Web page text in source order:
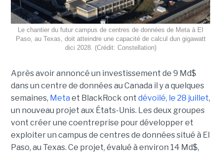
Le chantier du futur campus de centres de données de Meta à El
Paso, au Texas, doit atteindre une capacité de calcul dun gigawatt
dici 2028. (Crédit: Constellation)
Après avoir annoncé un investissement de 9 Md$
dans un centre de données au Canada il y a quelques
semaines, Meta et BlackRock ont dévoilé, le 28 juillet,
un nouveau projet aux États-Unis. Les deux groupes
vont créer une coentreprise pour développer et
exploiter un campus de centres de données situé à El
Paso, au Texas. Ce projet, évalué à environ 14 Md$,